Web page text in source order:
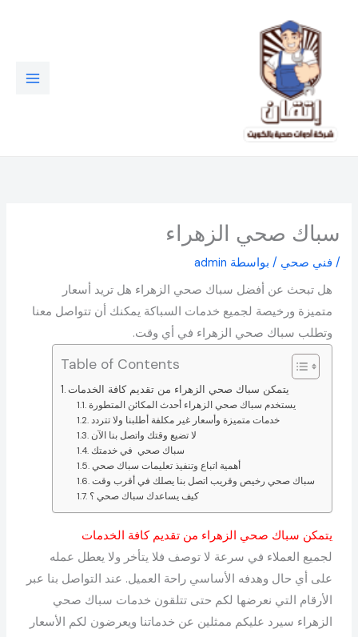
المحتوى
سباك صحي الزهراء
/ فني صحي / بواسطة admin
هل تبحث عن أفضل سباك صحي الزهراء هل تريد أسعار
متميزة ورخيصة لجميع خدمات السباكة يمكنك أن تتواصل معنا
وتطلب سباك صحي الزهراء في أي وقت.
Table of Contents
يتمكن سباك صحي الزهراء من تقديم كافة الخدمات
يستخدم سباك صحي الزهراء أحدث المكائن المتطورة
خدمات متميزة وأسعار غير مكلفة أطلبنا ولا تتردد
لا تضيع وقتك واتصل بنا الآن
سباك صحي في خدمتك
أهمية اتباع وتنفيذ تعليمات سباك صحي
سباك صحي رخيص وقريب اتصل بنا يصلك في أقرب وقت
كيف يساعدك سباك صحي ؟
يتمكن سباك صحي الزهراء من تقديم كافة الخدمات
لجميع العملاء في سرعة لا توصف فلا يتأخر ولا يعطل عمله
على أي حال وهدفه الأساسي راحة العميل. عند التواصل بنا عبر
الأرقام التي نعرضها لكم حتى تتلقون خدمات سباك صحي
الزهراء سيرد عليكم ممثلين عن خدماتنا ويعرضون لكم الأسعار